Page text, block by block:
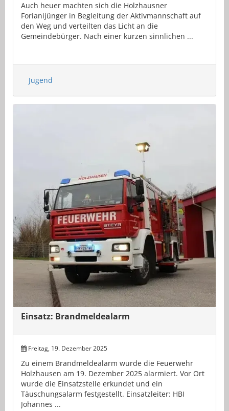
Auch heuer machten sich die Holzhausner
Forianijünger in Begleitung der Aktivmannschaft auf
den Weg und verteilten das Licht an die
Gemeindebürger. Nach einer kurzen sinnlichen ...
Jugend
Einsatz: Brandmeldealarm
Freitag, 19. Dezember 2025
Zu einem Brandmeldealarm wurde die Feuerwehr
Holzhausen am 19. Dezember 2025 alarmiert. Vor Ort
wurde die Einsatzstelle erkundet und ein
Täuschungsalarm festgestellt. Einsatzleiter: HBI
Johannes ...